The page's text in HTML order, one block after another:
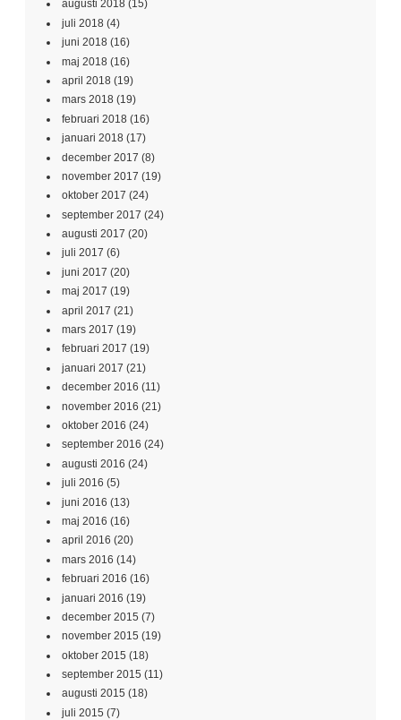
augusti 2018 (15)
juli 2018 (4)
juni 2018 (16)
maj 2018 (16)
april 2018 (19)
mars 2018 (19)
februari 2018 (16)
januari 2018 (17)
december 2017 (8)
november 2017 (19)
oktober 2017 (24)
september 2017 (24)
augusti 2017 (20)
juli 2017 (6)
juni 2017 (20)
maj 2017 (19)
april 2017 (21)
mars 2017 (19)
februari 2017 (19)
januari 2017 (21)
december 2016 (11)
november 2016 (21)
oktober 2016 (24)
september 2016 (24)
augusti 2016 (24)
juli 2016 (5)
juni 2016 (13)
maj 2016 (16)
april 2016 (20)
mars 2016 (14)
februari 2016 (16)
januari 2016 (19)
december 2015 (7)
november 2015 (19)
oktober 2015 (18)
september 2015 (11)
augusti 2015 (18)
juli 2015 (7)